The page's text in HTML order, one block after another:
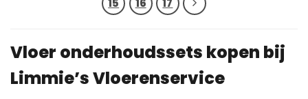
15 16 17
Vloer onderhoudssets kopen bij
Limmie’s Vloerenservice